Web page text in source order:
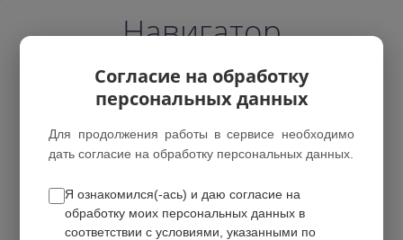
Навигатор
Возможные зачисления
Согласие на обработку
персональных данных
Для продолжения работы в сервисе необходимо
дать согласие на обработку персональных данных.
Я ознакомился(-ась) и даю согласие на
обработку моих персональных данных в
соответствии с условиями, указанными по